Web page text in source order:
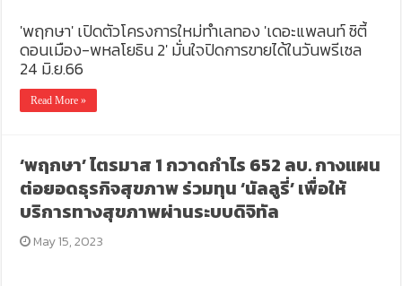
'พฤกษา' เปิดตัวโครงการใหม่ทำเลทอง 'เดอะแพลนท์ ซิตี้
ดอนเมือง-พหลโยธิน 2' มั่นใจปิดการขายได้ในวันพรีเซล
24 มิ.ย.66
Read More »
‘พฤกษา’ ไตรมาส 1 กวาดกำไร 652 ลบ. กางแผน
ต่อยอดธุรกิจสุขภาพ ร่วมทุน ‘นัลลูรี่’ เพื่อให้
บริการทางสุขภาพผ่านระบบดิจิทัล
May 15, 2023